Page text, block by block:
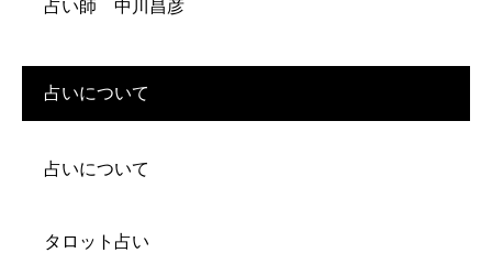
占い師 中川昌彦
占いについて
占いについて
タロット占い